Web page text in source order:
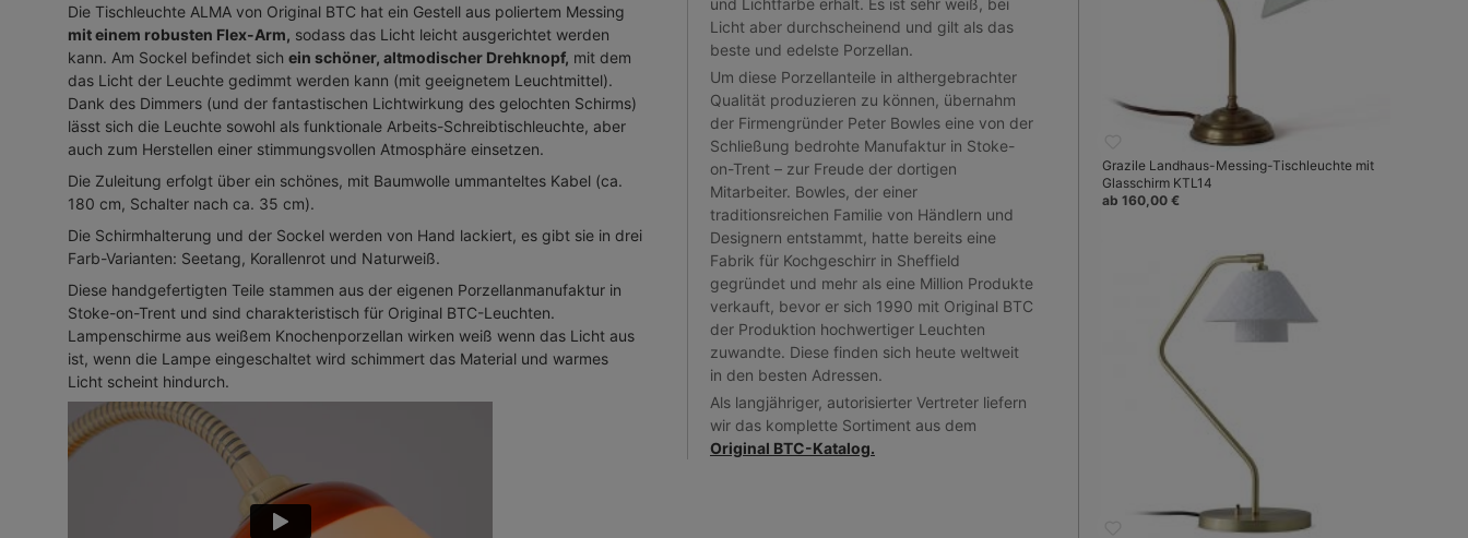
Die Tischleuchte ALMA von Original BTC hat ein Gestell aus poliertem Messing
mit einem robusten Flex-Arm, sodass das Licht leicht ausgerichtet werden
kann. Am Sockel befindet sich ein schöner, altmodischer Drehknopf, mit dem
das Licht der Leuchte gedimmt werden kann (mit geeignetem Leuchtmittel).
Dank des Dimmers (und der fantastischen Lichtwirkung des gelochten Schirms)
lässt sich die Leuchte sowohl als funktionale Arbeits-Schreibtischleuchte, aber
auch zum Herstellen einer stimmungsvollen Atmosphäre einsetzen.
Die Zuleitung erfolgt über ein schönes, mit Baumwolle ummanteltes Kabel (ca.
180 cm, Schalter nach ca. 35 cm).
Die Schirmhalterung und der Sockel werden von Hand lackiert, es gibt sie in drei
Farb-Varianten: Seetang, Korallenrot und Naturweiß.
Diese handgefertigten Teile stammen aus der eigenen Porzellanmanufaktur in
Stoke-on-Trent und sind charakteristisch für Original BTC-Leuchten.
Lampenschirme aus weißem Knochenporzellan wirken weiß wenn das Licht aus
ist, wenn die Lampe eingeschaltet wird schimmert das Material und warmes
Licht scheint hindurch.
und Lichtfarbe erhält. Es ist sehr weiß, bei
Licht aber durchscheinend und gilt als das
beste und edelste Porzellan.
Um diese Porzellanteile in althergebrachter
Qualität produzieren zu können, übernahm
der Firmengründer Peter Bowles eine von der
Schließung bedrohte Manufaktur in Stoke-
on-Trent – zur Freude der dortigen
Mitarbeiter. Bowles, der einer
traditionsreichen Familie von Händlern und
Designern entstammt, hatte bereits eine
Fabrik für Kochgeschirr in Sheffield
gegründet und mehr als eine Million Produkte
verkauft, bevor er sich 1990 mit Original BTC
der Produktion hochwertiger Leuchten
zuwandte. Diese finden sich heute weltweit
in den besten Adressen.
Als langjähriger, autorisierter Vertreter liefern
wir das komplette Sortiment aus dem
Original BTC-Katalog.
Grazile Landhaus-Messing-Tischleuchte mit
Glasschirm KTL14
ab 160,00 €